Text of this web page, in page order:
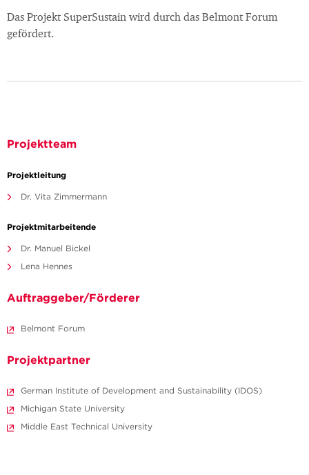
Das Projekt SuperSustain wird durch das Belmont Forum
gefördert.
Projektteam
Projektleitung
Dr. Vita Zimmermann
Projektmitarbeitende
Dr. Manuel Bickel
Lena Hennes
Auftraggeber/Förderer
Belmont Forum
Projektpartner
German Institute of Development and Sustainability (IDOS)
Michigan State University
Middle East Technical University